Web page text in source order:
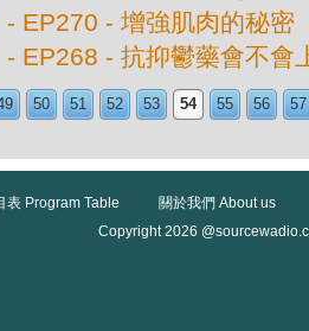
- EP270 - 增強肌肉的秘密
- EP268 - 抗抑鬱藥會不會
50 51 52 53 54 55 56 57
表 Program Table
關於我們 About us
Copyright 2026